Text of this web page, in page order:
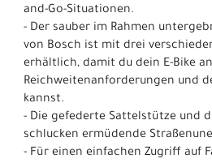
and-Go-Situationen.
- Der sauber im Rahmen
von Bosch ist mit drei
erhältlich, damit du dein E-Bike
Reichweitenanforderungen und
kannst.
- Die gefederte Sattelstütze und
schlucken ermüdende
- Für einen einfachen Zugriff auf